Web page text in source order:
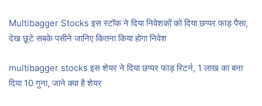
Multibagger Stocks इस स्टॉक ने दिया निवेशकों को दिया छप्पर फाड़ पैसा,
देख छूटे सबके पसीने जानिए कितना किया होगा निवेश
multibagger stocks इस शेयर ने दिया छप्‍पर फाड़ रिटर्न, 1 लाख का बना
दिया 10 गुना, जाने क्या है शेयर